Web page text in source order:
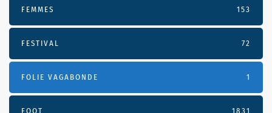
FEMMES 153
FESTIVAL 72
FOLIE VAGABONDE 1
FOOT 1831